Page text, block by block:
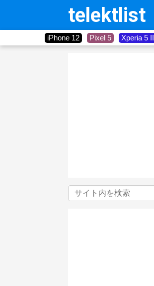
telektlist
iPhone 12 Pixel 5 Xperia 5 II